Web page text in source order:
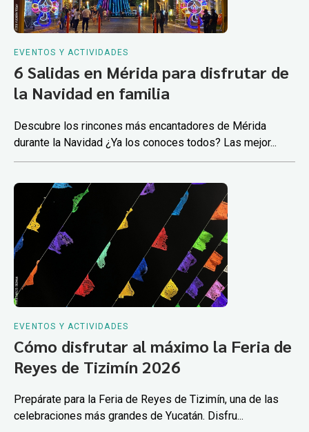
EVENTOS Y ACTIVIDADES
6 Salidas en Mérida para disfrutar de
la Navidad en familia
Descubre los rincones más encantadores de Mérida
durante la Navidad ¿Ya los conoces todos? Las mejor...
EVENTOS Y ACTIVIDADES
Cómo disfrutar al máximo la Feria de
Reyes de Tizimín 2026
Prepárate para la Feria de Reyes de Tizimín, una de las
celebraciones más grandes de Yucatán. Disfru...